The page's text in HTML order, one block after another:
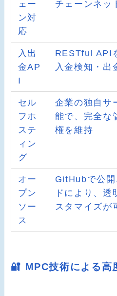
ェー
ン対
応
チェーンネッ
入出
金AP
I
RESTful API
入金検知・出
セル
フホ
ステ
ィン
グ
企業の独自サ
能で、完全な
権を維持
オー
プン
ソー
ス
GitHubで公
ドにより、透
スタマイズが
🔐 MPC技術による高